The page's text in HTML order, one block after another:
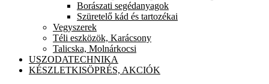
Borászati segédanyagok
Szüretelő kád és tartozékai
Vegyszerek
Téli eszközök, Karácsony
Talicska, Molnárkocsi
USZODATECHNIKA
KÉSZLETKISÖPRÉS, AKCIÓK